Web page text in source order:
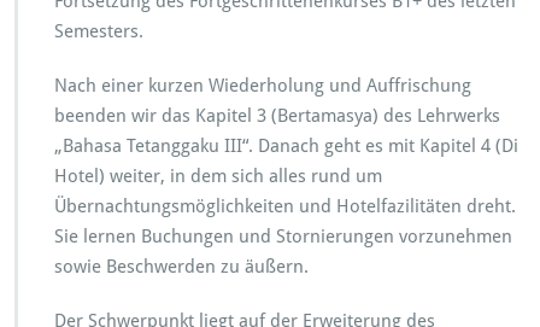
Semesters.
Nach einer kurzen Wiederholung und Auffrischung
beenden wir das Kapitel 3 (Bertamasya) des Lehrwerks
„Bahasa Tetanggaku III“. Danach geht es mit Kapitel 4 (Di
Hotel) weiter, in dem sich alles rund um
Übernachtungsmöglichkeiten und Hotelfazilitäten dreht.
Sie lernen Buchungen und Stornierungen vorzunehmen
sowie Beschwerden zu äußern.
Der Schwerpunkt liegt auf der Erweiterung des